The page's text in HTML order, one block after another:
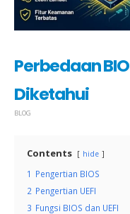
Perbedaan
Diketahui
BLOG
Contents hide
1 Pengertian BIOS
2 Pengertian UEFI
3 Fungsi BIOS dan UEFI